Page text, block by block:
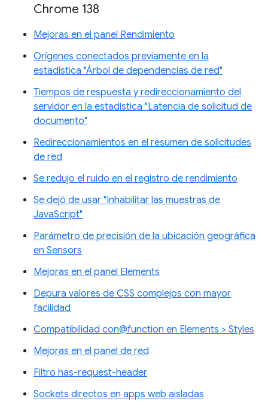
Chrome 138
Mejoras en el panel Rendimiento
Orígenes conectados previamente en la
estadística "Árbol de dependencias de red"
Tiempos de respuesta y redireccionamiento del
servidor en la estadística "Latencia de solicitud de
documento"
Redireccionamientos en el resumen de solicitudes
de red
Se redujo el ruido en el registro de rendimiento
Se dejó de usar "Inhabilitar las muestras de
JavaScript"
Parámetro de precisión de la ubicación geográfica
en Sensors
Mejoras en el panel Elements
Depura valores de CSS complejos con mayor
facilidad
Compatibilidad con@function en Elements > Styles
Mejoras en el panel de red
Filtro has-request-header
Sockets directos en apps web aisladas